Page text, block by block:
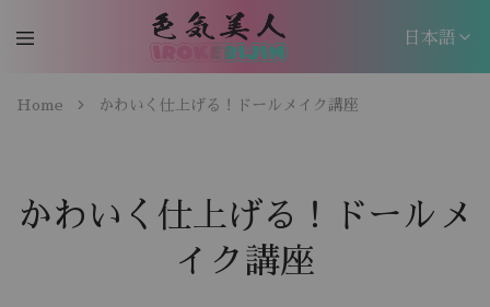
日本語
Home かわいく仕上げる！ドールメイク講座
かわいく仕上げる！ドールメ
イク講座